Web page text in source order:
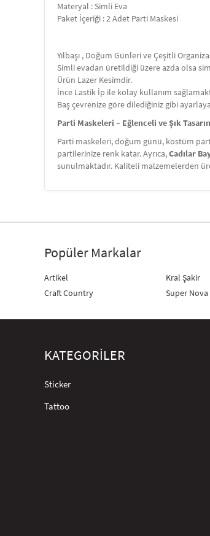
Materyal : Simli Eva
Paket İçeriği : 2 Adet Parti Maskesi
Yılbaşı , Doğum Günleri ve Çeşitli
Simli evadan üretildiği üzere azda olsa
Ürün Lazer Kesimdir.
İnce Lastik İp ile kolay kullanım
Baş çevrenize göre dilediğiniz gibi
Parti Maskeleri – Eğlenceli ve Şık
Parti maskeleri, doğum günü, kostüm
partilerinize renk katar. Ayrıca,Cadılar
sunulmaktadır. Kaliteli malzemelerden
Popüler Markalar
Artikel
Craft Country
Kral Şakir
Super Nova
KATEGORİLER
Sticker
Tattoo